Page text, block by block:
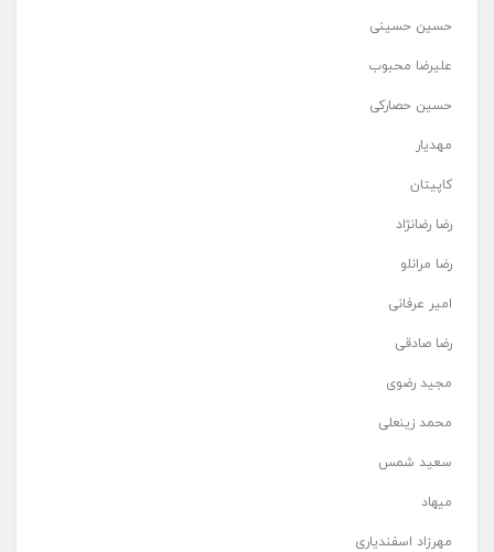
حسین حسینی
علیرضا محبوب
حسین حصارکی
مهدیار
کاپیتان
رضا رضانژاد
رضا مرانلو
امیر عرفانی
رضا صادقی
مجید رضوی
محمد زینعلی
سعید شمس
میهاد
مهرزاد اسفندیاری